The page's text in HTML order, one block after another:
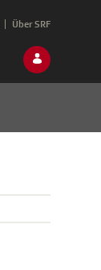
Über SRF